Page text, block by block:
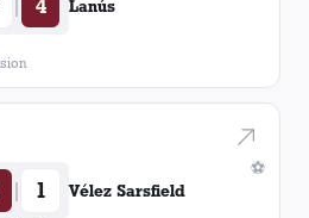
| 4 Lanús
⚽
| 1 Vélez Sarsfield